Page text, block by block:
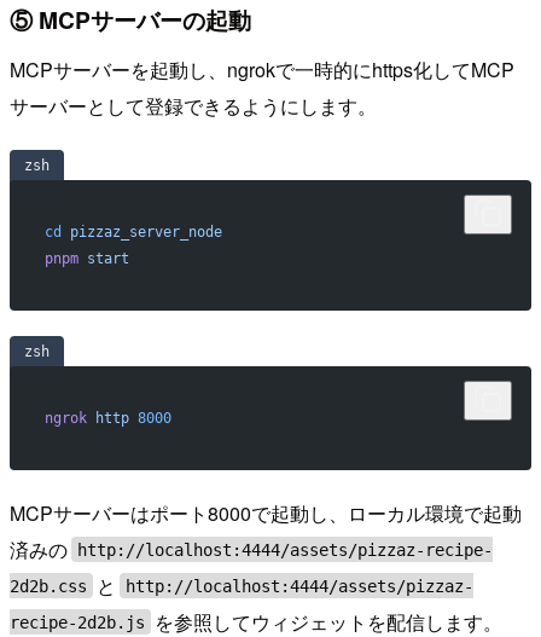
⑤ MCPサーバーの起動
MCPサーバーを起動し、ngrokで一時的にhttps化してMCP
サーバーとして登録できるようにします。
zsh
cd
pizzaz_server_node
pnpm start
zsh
ngrok http 8000
MCPサーバーはポート8000で起動し、ローカル環境で起動
済みの http://localhost:4444/assets/pizzaz-recipe-
2d2b.css
と
http://localhost:4444/assets/pizzaz-
recipe-2d2b.js
を参照してウィジェットを配信します。